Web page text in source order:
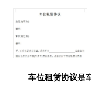
车位租赁协议是